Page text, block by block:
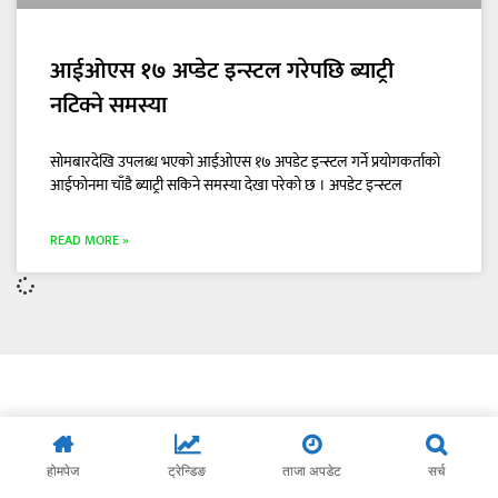
आईओएस १७ अप्डेट इन्स्टल गरेपछि ब्याट्री
नटिक्ने समस्या
सोमबारदेखि उपलब्ध भएको आईओएस १७ अपडेट इन्स्टल गर्ने प्रयोगकर्ताको
आईफोनमा चाँडै ब्याट्री सकिने समस्या देखा परेको छ । अपडेट इन्स्टल
READ MORE »
होमपेज ट्रेन्डिङ ताजा अपडेट सर्च